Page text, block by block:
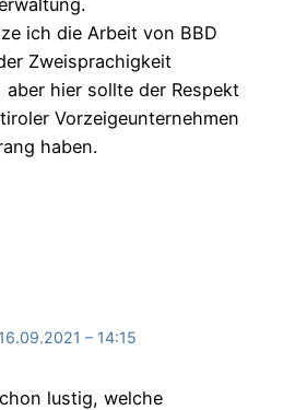
ich die Arbeit von BBD
Zweisprachigkeit
aber hier sollte der Respekt
Vorzeigeunternehmen
haben.
– 14:15
lustig, welche